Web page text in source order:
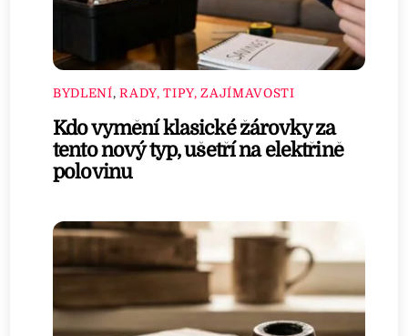
BYDLENÍ,RADY, TIPY, ZAJÍMAVOSTI
Kdo vymění klasické žárovky za
tento nový typ, ušetří na elektřině
polovinu